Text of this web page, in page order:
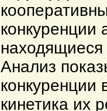
конкуренции
находящиеся
Анализ
конкуренции
кинетика их